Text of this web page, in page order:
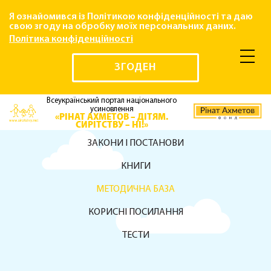
Я ознайомився із Політикою конфіденційності та даю
свою згоду на обробку моїх персональних даних.
Політика конфіденційності
ЗГОДЕН
Всеукраїнський портал національного
усиновлення
«РІНАТ АХМЕТОВ – ДІТЯМ.
СИРІТСТВУ – НІ!»
ЗАКОНИ І ПОСТАНОВИ
КНИГИ
МЕТОДИЧНА БАЗА
КОРИСНІ ПОСИЛАННЯ
ТЕСТИ